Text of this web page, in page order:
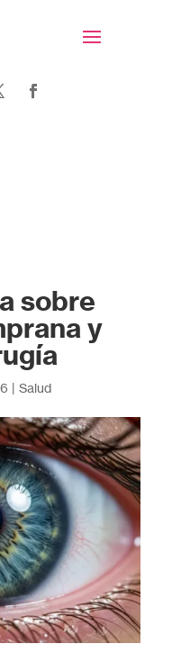
sobre
y
| Salud